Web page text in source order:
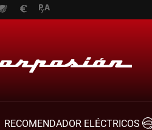
RECOMENDADOR ELÉCTRICOS